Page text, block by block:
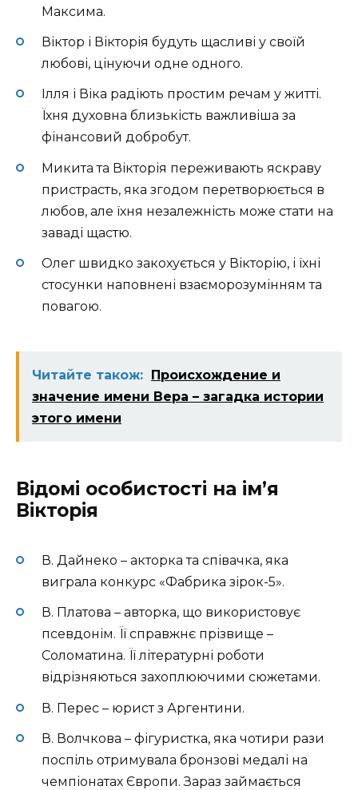
Максима.
Віктор і Вікторія будуть щасливі у своїй
любові, цінуючи одне одного.
Ілля і Віка радіють простим речам у житті.
Їхня духовна близькість важливіша за
фінансовий добробут.
Микита та Вікторія переживають яскраву
пристрасть, яка згодом перетворюється в
любов, але їхня незалежність може стати на
заваді щастю.
Олег швидко закохується у Вікторію, і їхні
стосунки наповнені взаєморозумінням та
повагою.
Читайте також: Происхождение и
значение имени Вера – загадка истории
этого имени
Відомі особистості на ім’я
Вікторія
В. Дайнеко – акторка та співачка, яка
виграла конкурс «Фабрика зірок-5».
В. Платова – авторка, що використовує
псевдонім. Її справжнє прізвище –
Соломатина. Її літературні роботи
відрізняються захоплюючими сюжетами.
В. Перес – юрист з Аргентини.
В. Волчкова – фігуристка, яка чотири рази
поспіль отримувала бронзові медалі на
чемпіонатах Європи. Зараз займається